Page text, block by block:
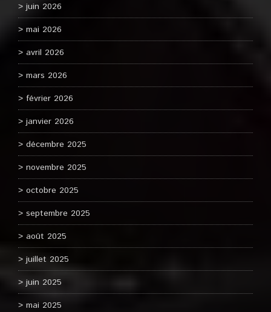
juin 2026
mai 2026
avril 2026
mars 2026
février 2026
janvier 2026
décembre 2025
novembre 2025
octobre 2025
septembre 2025
août 2025
juillet 2025
juin 2025
mai 2025